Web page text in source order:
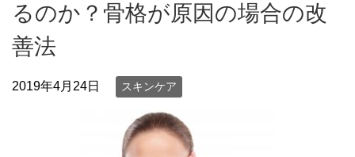
るのか？骨格が原因の場合の改
善法
2019年4月24日 スキンケア